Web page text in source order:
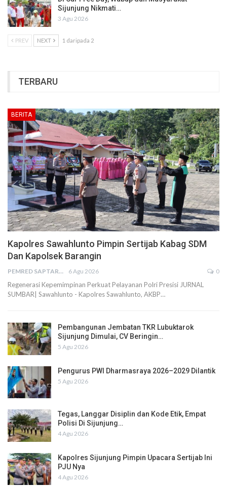
Sijunjung Nikmati…
3 Agu 2026
PREV NEXT 1 daripada 2
TERBARU
BERITA
Kapolres Sawahlunto Pimpin Sertijab Kabag SDM
Dan Kapolsek Barangin
PEMRED SAPTARIUS 6 Agu 2026 0
Regenerasi Kepemimpinan Perkuat Pelayanan Polri Presisi JURNAL
SUMBAR| Sawahlunto - Kapolres Sawahlunto, AKBP…
Pembangunan Jembatan TKR Lubuktarok
Sijunjung Dimulai, CV Beringin…
5 Agu 2026
Pengurus PWI Dharmasraya 2026–2029 Dilantik
5 Agu 2026
Tegas, Langgar Disiplin dan Kode Etik, Empat
Polisi Di Sijunjung…
4 Agu 2026
Kapolres Sijunjung Pimpin Upacara Sertijab Ini
PJU Nya
4 Agu 2026